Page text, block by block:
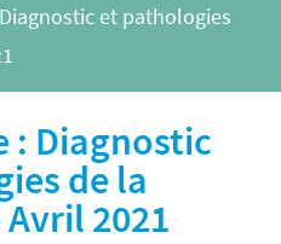
et pathologies
: Diagnostic
de la
2021